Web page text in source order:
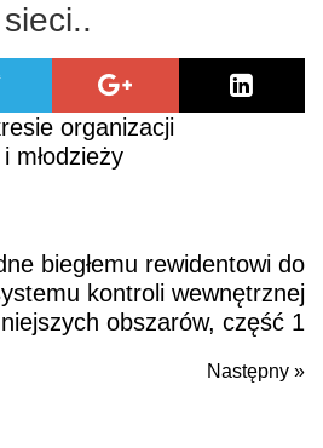
organizacji
młodzieży
biegłemu rewidentowi do
kontroli wewnętrznej
obszarów, część 1
Następny »